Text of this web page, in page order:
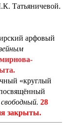
Татьяничевой.
арфовый
«круглый
28
закрыты.